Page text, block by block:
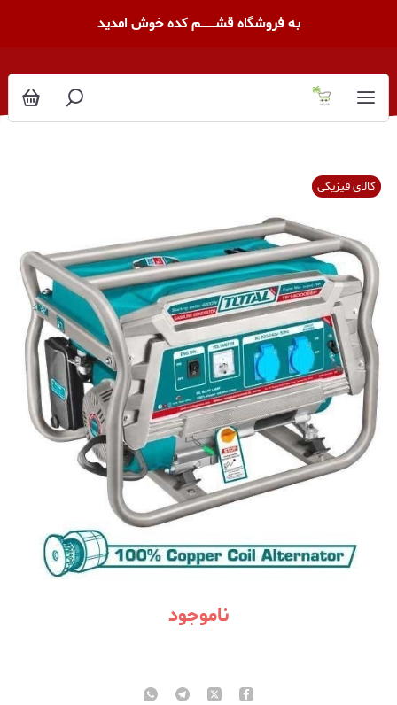
به فروشگاه قشــــــــم کده خوش امدید
کالای فیزیکی
ناموجود